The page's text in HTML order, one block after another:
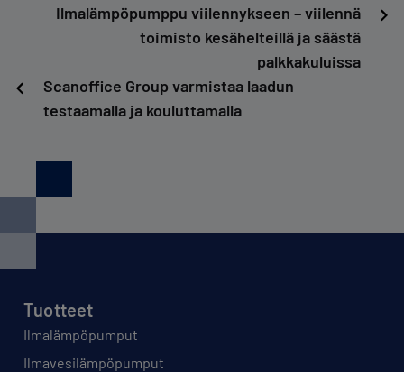
Artikkelien
Scanoffice Group varmistaa laadun
testaamalla ja kouluttamalla
Ilmalämpöpumppu viilennykseen – viilennä
toimisto kesähelteillä ja säästä
palkkakuluissa
Tuotteet
Ilmalämpöpumput
Ilmavesilämpöpumput